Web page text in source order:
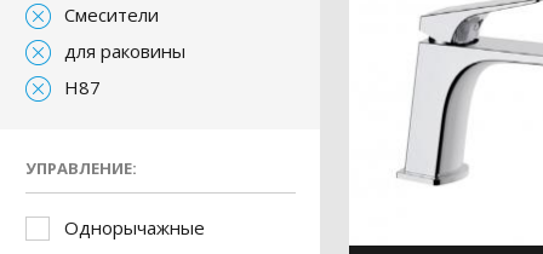
Смесители
для раковины
H87
УПРАВЛЕНИЕ:
Однорычажные